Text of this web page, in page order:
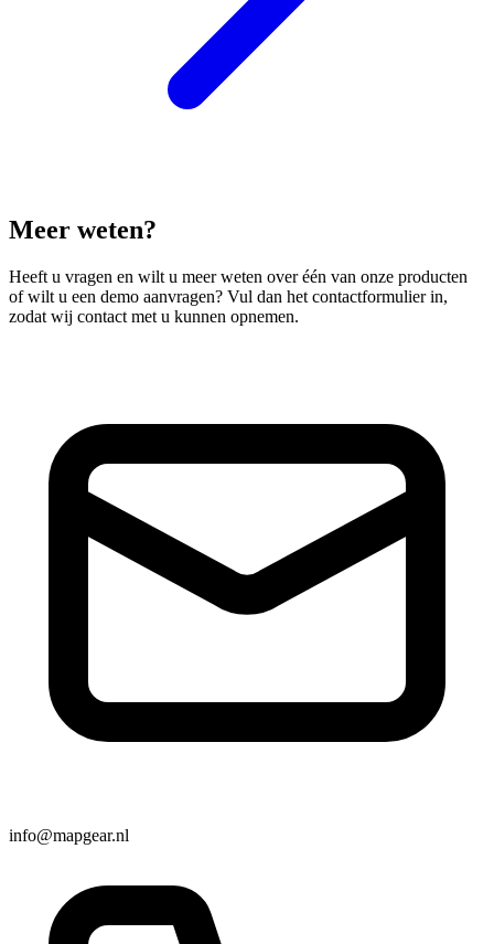
Meer weten?
Heeft u vragen en wilt u meer weten over één van onze producten
of wilt u een demo aanvragen? Vul dan het contactformulier in,
zodat wij contact met u kunnen opnemen.
info@mapgear.nl